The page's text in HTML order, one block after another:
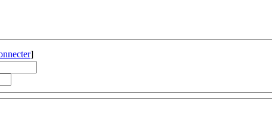
]